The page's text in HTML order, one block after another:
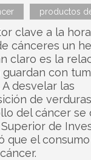
productos
clave a la
cánceres un
claro es la
con
desvelar las
de
del cáncer se
de
que el